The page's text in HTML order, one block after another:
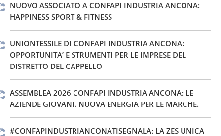
NUOVO ASSOCIATO A CONFAPI INDUSTRIA ANCONA:
HAPPINESS SPORT & FITNESS
UNIONTESSILE DI CONFAPI INDUSTRIA ANCONA:
OPPORTUNITA’ E STRUMENTI PER LE IMPRESE DEL
DISTRETTO DEL CAPPELLO
ASSEMBLEA 2026 CONFAPI INDUSTRIA ANCONA: LE
AZIENDE GIOVANI. NUOVA ENERGIA PER LE MARCHE.
#CONFAPINDUSTRIANCONATISEGNALA: LA ZES UNICA